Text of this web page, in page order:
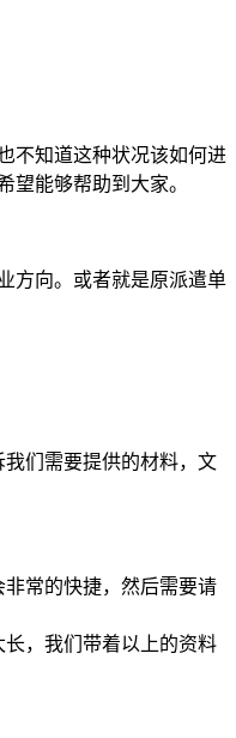
不知道这种状况该如何进
能够帮助到大家。
方向。或者就是原派遣单
们需要提供的材料，文
常的快捷，然后需要请
，我们带着以上的资料